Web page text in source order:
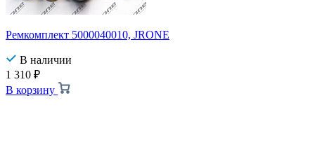
Ремкомплект 5000040010, JRONE
В наличии
1 310 ₽
В корзину